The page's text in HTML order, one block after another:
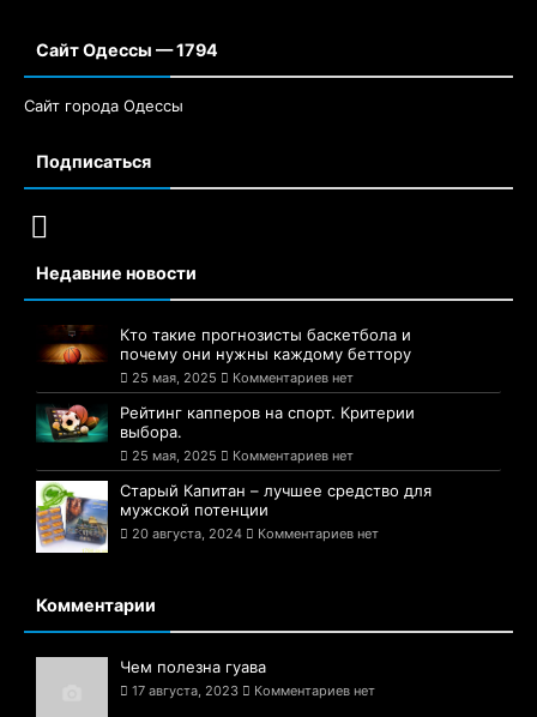
Сайт Одессы — 1794
Сайт города Одессы
Подписаться
Недавние новости
Кто такие прогнозисты баскетбола и
почему они нужны каждому беттору
25 мая, 2025 Комментариев нет
Рейтинг капперов на спорт. Критерии
выбора.
25 мая, 2025 Комментариев нет
Старый Капитан – лучшее средство для
мужской потенции
20 августа, 2024 Комментариев нет
Комментарии
Чем полезна гуава
17 августа, 2023 Комментариев нет